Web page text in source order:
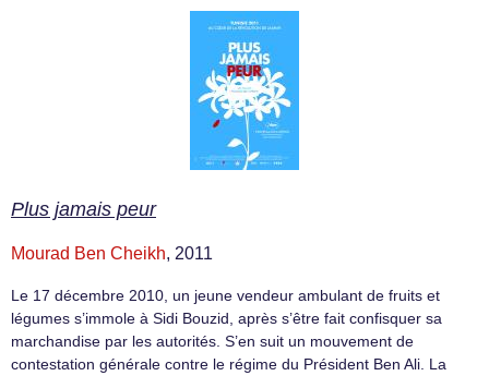
Plus jamais peur
Mourad Ben Cheikh, 2011
Le 17 décembre 2010, un jeune vendeur ambulant de fruits et
légumes s’immole à Sidi Bouzid, après s’être fait confisquer sa
marchandise par les autorités. S’en suit un mouvement de
contestation générale contre le régime du Président Ben Ali. La